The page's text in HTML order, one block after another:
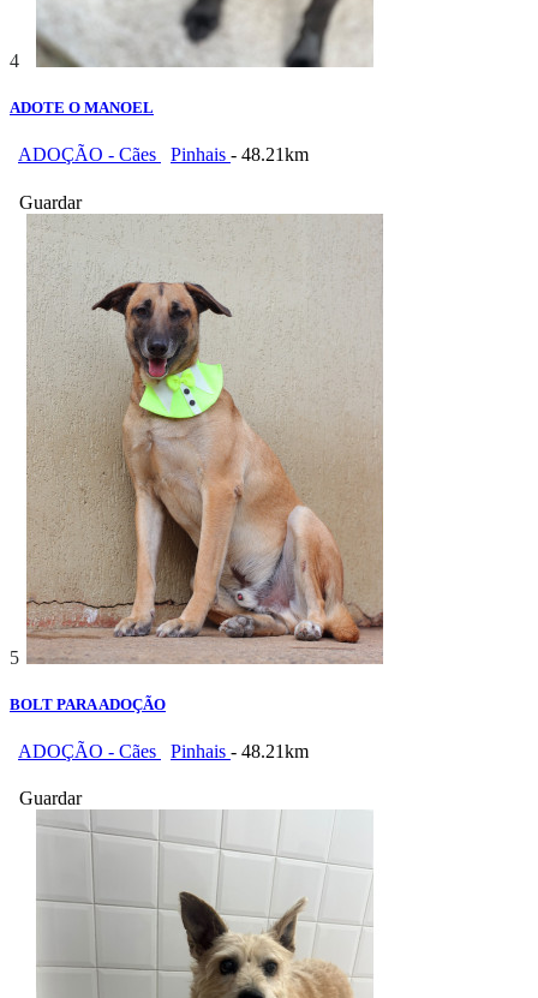
4
ADOTE O MANOEL
ADOÇÃO - Cães Pinhais - 48.21km
Guardar
5
BOLT PARA ADOÇÃO
ADOÇÃO - Cães Pinhais - 48.21km
Guardar